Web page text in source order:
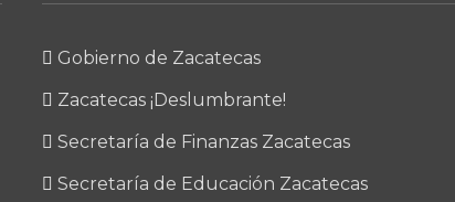
Gobierno de Zacatecas
Zacatecas ¡Deslumbrante!
Secretaría de Finanzas Zacatecas
Secretaría de Educación Zacatecas